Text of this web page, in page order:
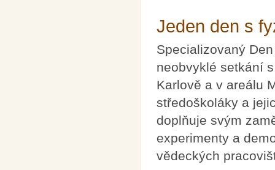
Jeden den s
Specializovaný
neobvyklé setkání
Karlově a v areálu
středoškoláky a
doplňuje svým
experimenty a
vědeckých